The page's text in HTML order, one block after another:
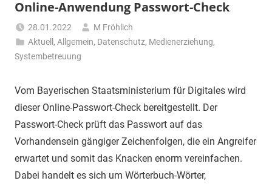
Online-Anwendung Passwort-Check
28.01.2022
M Fröhlich
Aktuell ,Allgemein, Datenschutz, Medienerziehung,
Systembetreuung
Vom Bayerischen Staatsministerium für Digitales wird
dieser Online-Passwort-Check bereitgestellt. Der
Passwort-Check prüft das Passwort auf das
Vorhandensein gängiger Zeichenfolgen, die ein Angreifer
erwartet und somit das Knacken enorm vereinfachen.
Dabei handelt es sich um Wörterbuch-Wörter,